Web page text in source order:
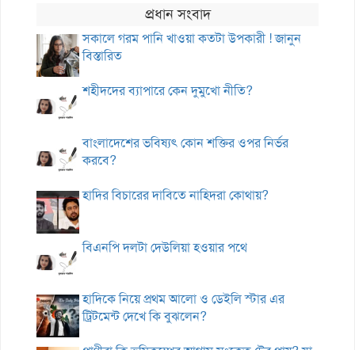
প্রধান সংবাদ
সকালে গরম পানি খাওয়া কতটা উপকারী ! জানুন
বিস্তারিত
শহীদদের ব্যাপারে কেন দুমুখো নীতি?
বাংলাদেশের ভবিষ্যৎ কোন শক্তির ওপর নির্ভর
করবে?
হাদির বিচারের দাবিতে নাহিদরা কোথায়?
বিএনপি দলটা দেউলিয়া হওয়ার পথে
হাদিকে নিয়ে প্রথম আলো ও ডেইলি স্টার এর
ট্রিটমেন্ট দেখে কি বুঝলেন?